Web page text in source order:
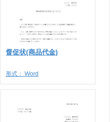
督促状(商品代金)
形式： Word